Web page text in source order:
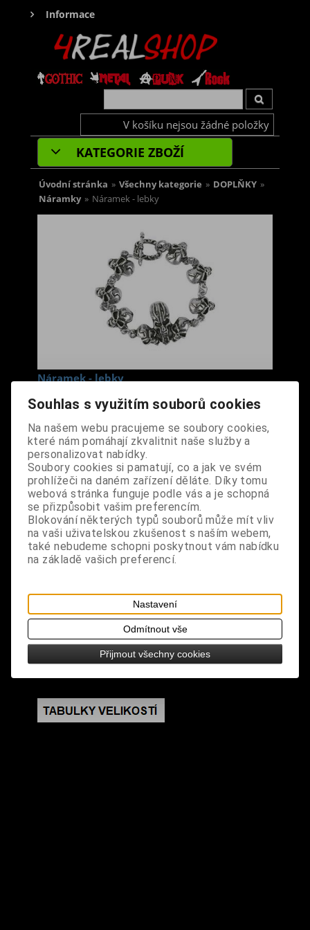
Informace
V košíku nejsou žádné položky
KATEGORIE ZBOŽÍ
Úvodní stránka » Všechny kategorie » DOPLŇKY »
Náramky » Náramek - lebky
Náramek - lebky
Cena s DPH: 290 Kč
Dodání dny:skladem
ks
Koupit
Tabulky velikostí: zde
Výrobce:import DE
Katalogové číslo: DOMBNARBPUS7257
Záruka (měsíců):24
Dotaz na výrobek
Tisk
design: náramek s lebkami, zapínání na kroužek a
rozměry: šířka 1,5 cm, délka 19 cm
Souhlas s využitím souborů cookies
Na našem webu pracujeme se soubory cookies,
které nám pomáhají zkvalitnit naše služby a
personalizovat nabídky.
Soubory cookies si pamatují, co a jak ve svém
prohlížeči na daném zařízení děláte. Díky tomu
webová stránka funguje podle vás a je schopná
se přizpůsobit vašim preferencím.
Blokování některých typů souborů může mít vliv
na vaši uživatelskou zkušenost s naším webem,
také nebudeme schopni poskytnout vám nabídku
na základě vašich preferencí.
Nastavení
Odmítnout vše
Přijmout všechny cookies